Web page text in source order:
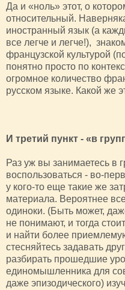
Да и «ноль» этот, о
относительный.
иностранный язык (а
все легче и легче!),
французской культурой
понятно просто по
огромное количество
русском языке. Какой же
И третий пункт - «в
Раз уж вы занимаетесь в
воспользоваться - во-
у кого-то еще такие же
материала. Вероятнее
одиноки. (Быть может,
не понимают, и тогда
и найти более
стесняйтесь задавать
разбирать прошедшие
единомышленника для
даже эпизодического)